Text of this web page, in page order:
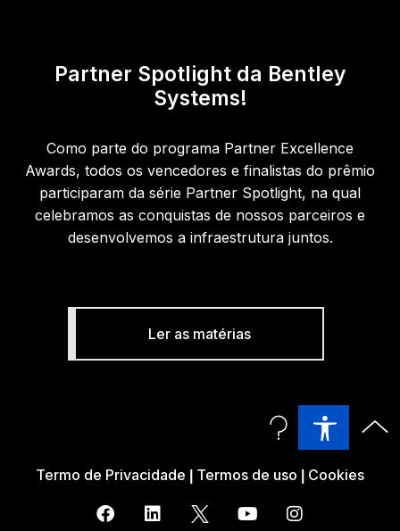
Partner Spotlight da Bentley
Systems!
Como parte do programa Partner Excellence
Awards, todos os vencedores e finalistas do prêmio
participaram da série Partner Spotlight, na qual
celebramos as conquistas de nossos parceiros e
desenvolvemos a infraestrutura juntos.
Ler as matérias
Termo de Privacidade Termos de uso Cookies